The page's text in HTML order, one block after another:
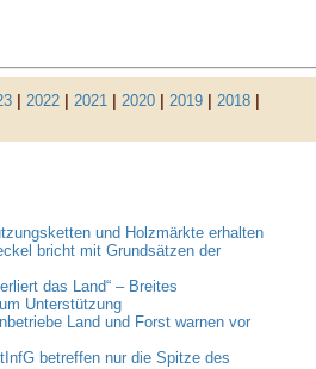
| 2022| 2021| 2020| 2019| 2018|
und Holzmärkte erhalten
bricht mit Grundsätzen der
das Land“ – Breites
Unterstützung
Land und Forst warnen vor
betreffen nur die Spitze des